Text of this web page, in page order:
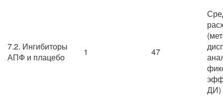
7.2. Ингибиторы
АПФ и плацебо
1 47
ДИ)